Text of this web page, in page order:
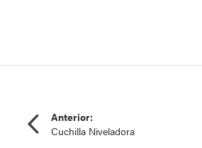
Anterior:
Cuchilla Niveladora